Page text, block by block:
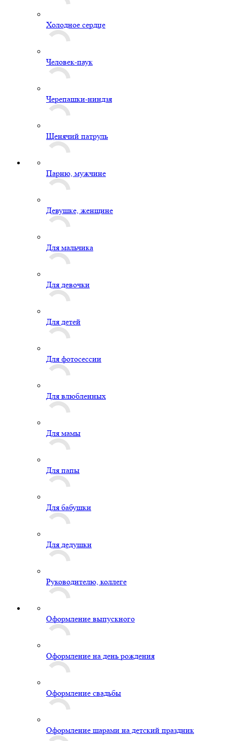
Холодное сердце
Человек-паук
Черепашки-ниндзя
Щенячий патруль
Парню, мужчине
Девушке, женщине
Для мальчика
Для девочки
Для детей
Для фотосессии
Для влюбленных
Для мамы
Для папы
Для бабушки
Для дедушки
Руководителю, коллеге
Оформление выпускного
Оформление на день рождения
Оформление свадьбы
Оформление шарами на детский праздник